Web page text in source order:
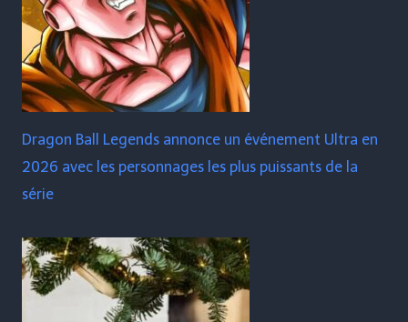
Dragon Ball Legends annonce un événement Ultra en
2026 avec les personnages les plus puissants de la
série